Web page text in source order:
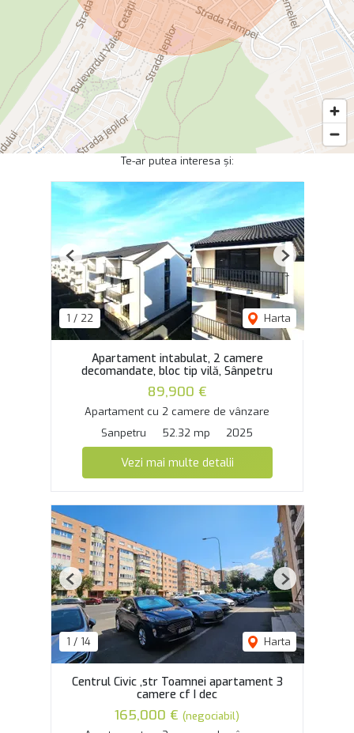
Te-ar putea interesa și:
1 / 22 Harta
Previous Next
Apartament intabulat, 2 camere
decomandate, bloc tip vilă, Sânpetru
89,900 €
Apartament cu 2 camere de vânzare
Sanpetru
52.32 mp 2025
Vezi mai multe detalii
1 / 14 Harta
Previous Next
Centrul Civic ,str Toamnei apartament 3
camere cf I dec
165,000 € (negociabil)